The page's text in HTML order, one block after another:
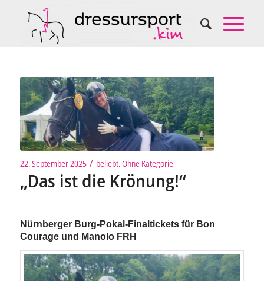
22. September 2025 / beliebt,Ohne Kategorie
„Das ist die Krönung!“
Nürnberger Burg-Pokal-Finaltickets für Bon
Courage und Manolo FRH